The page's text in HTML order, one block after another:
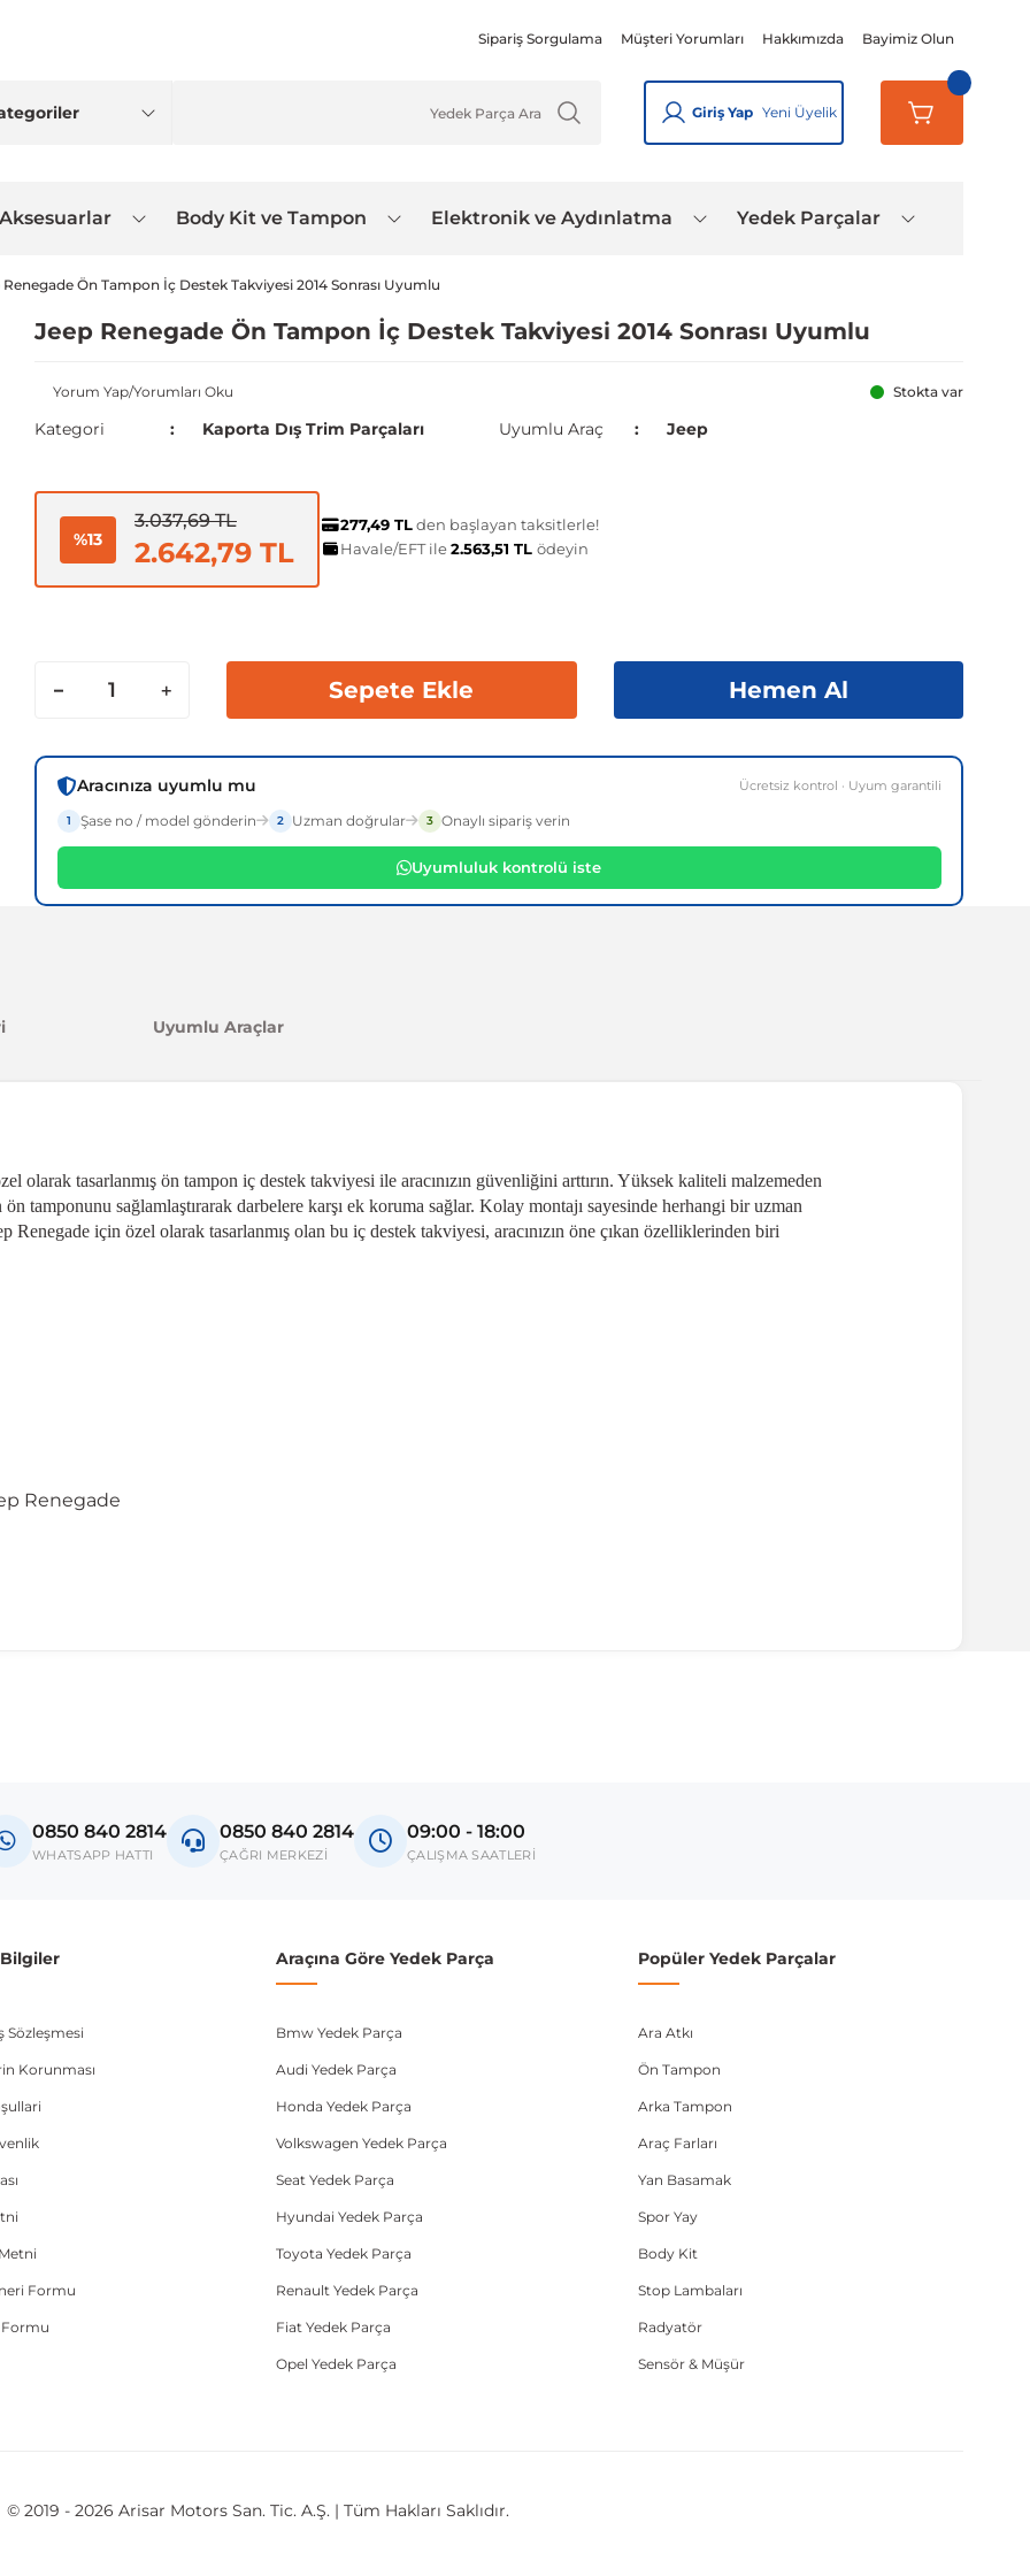
Sipariş Sorgulama Müşteri Yorumları Hakkımızda Bayimiz Olun
Giriş Yap Yeni Üyelik
Aksesuarlar Body Kit ve Tampon Elektronik ve Aydınlatma Yedek Parçalar
Renegade Ön Tampon İç Destek Takviyesi 2014 Sonrası Uyumlu
Jeep Renegade Ön Tampon İç Destek Takviyesi 2014 Sonrası Uyumlu
Yorum Yap/Yorumları Oku Stokta var
Kategori Kaporta Dış Trim Parçaları Uyumlu Araç Jeep
%13
3.037,69 TL
2.642,79 TL
277,49 TLden başlayan taksitlerle!
Havale/EFT ile2.563,51 TL ödeyin
Sepete Ekle Hemen Al
Aracınıza uyumlu mu Ücretsiz kontrol · Uyum garantili
1 Şase no / model gönderin 2 Uzman doğrular 3 Onaylı sipariş verin
Uyumluluk kontrolü iste
Uyumlu Araçlar
olarak tasarlanmış ön tampon iç destek takviyesi ile aracınızın güvenliğini arttırın. Yüksek kaliteli malzemeden
tamponunu sağlamlaştırarak darbelere karşı ek koruma sağlar. Kolay montajı sayesinde herhangi bir uzman
Renegade için özel olarak tasarlanmış olan bu iç destek takviyesi, aracınızın öne çıkan özelliklerinden biri
Renegade
ve kasa tipleri kullanabilmektedir. Sipariş vermeden önce OEM numarası veya şasi numarası ile uyumluluğu kontrol
0850 840 2814
WHATSAPP HATTI
0850 840 2814
ÇAĞRI MERKEZİ
09:00 - 18:00
ÇALIŞMA SAATLERİ
Sözleşmesi
Korunması
Formu
Formu
Araçına Göre Yedek Parça
Bmw Yedek Parça
Audi Yedek Parça
Honda Yedek Parça
Volkswagen Yedek Parça
Seat Yedek Parça
Hyundai Yedek Parça
Toyota Yedek Parça
Renault Yedek Parça
Fiat Yedek Parça
Opel Yedek Parça
Popüler Yedek Parçalar
Ara Atkı
Ön Tampon
Arka Tampon
Araç Farları
Yan Basamak
Spor Yay
Body Kit
Stop Lambaları
Radyatör
Sensör & Müşür
© 2019 - 2026 Arisar Motors San. Tic. A.Ş. | Tüm Hakları Saklıdır.